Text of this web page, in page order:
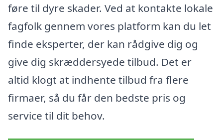
føre til dyre skader. Ved at kontakte lokale
fagfolk gennem vores platform kan du let
finde eksperter, der kan rådgive dig og
give dig skræddersyede tilbud. Det er
altid klogt at indhente tilbud fra flere
firmaer, så du får den bedste pris og
service til dit behov.